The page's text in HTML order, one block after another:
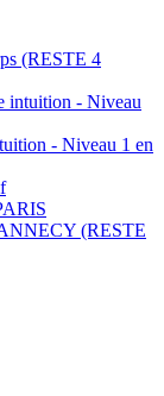
(RESTE 4
intuition - Niveau
- Niveau 1 en
(RESTE